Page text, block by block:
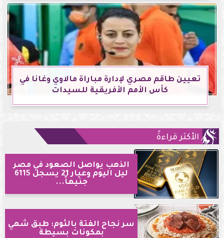
تعيين طاقم مصري لإدارة مباراة مالاوي وغانا في
كأس الأمم الأفريقية للسيدات
الأكثر قراءةً
الذهب يواصل الصعود في مصر
ليل اليوم وعيار 21 يسجل 6115
جنيهاً...
سر نجاح الفتة بالثوم: طبق شهي
بمكونات بسيطة